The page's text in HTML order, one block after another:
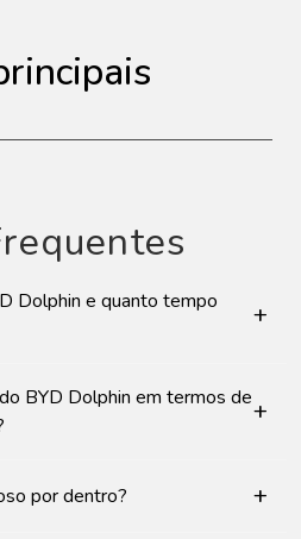
Dolphin e quanto tempo
+
BYD Dolphin em termos de+
por dentro? +